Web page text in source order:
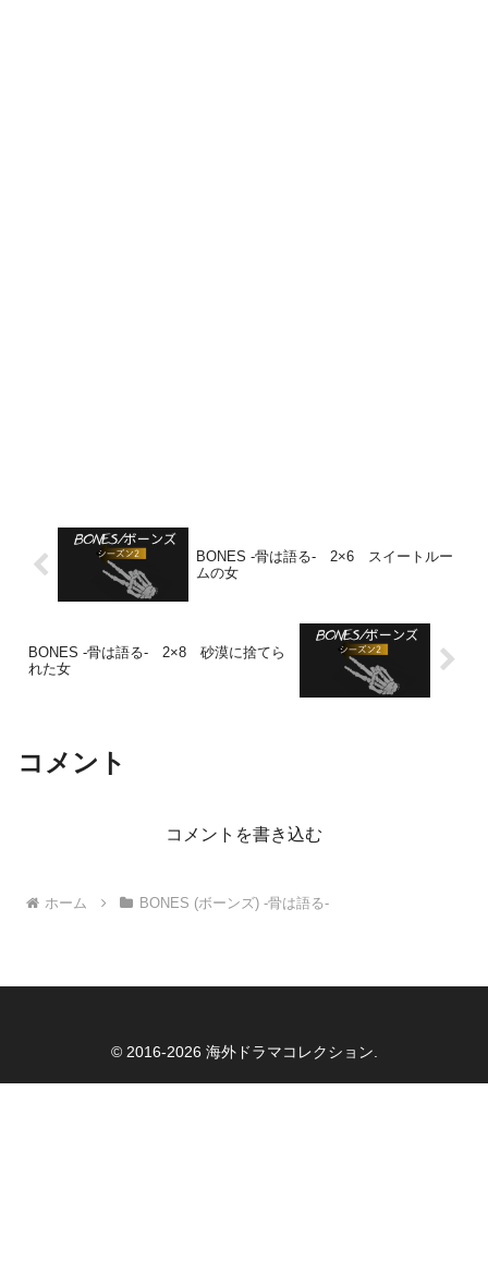
BONES -骨は語る- 2×6 スイートルー
ムの女
BONES -骨は語る- 2×8 砂漠に捨てら
れた女
コメント
コメントを書き込む
ホーム BONES (ボーンズ) -骨は語る-
© 2016-2026 海外ドラマコレクション.